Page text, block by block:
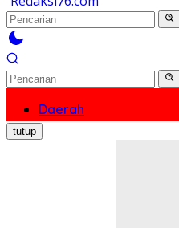
Daerah
Nasional
Politik
tutup